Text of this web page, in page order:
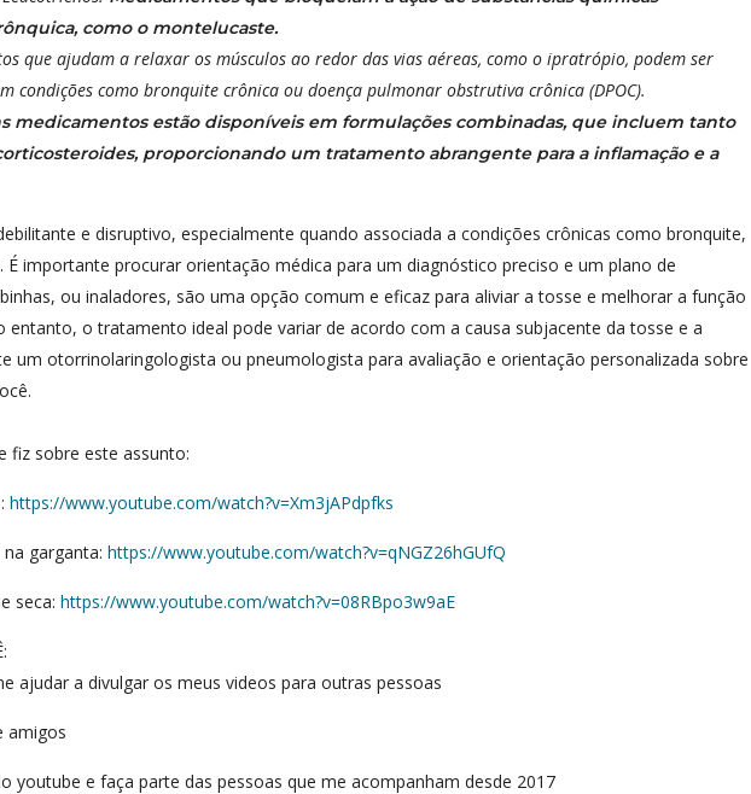
como o montelucaste.
que ajudam a relaxar os músculos ao redor das vias aéreas, como o ipratrópio, podem ser
condições como bronquite crônica ou doença pulmonar obstrutiva crônica (DPOC).
medicamentos estão disponíveis em formulações combinadas, que incluem tanto
proporcionando um tratamento abrangente para a inflamação e a
e disruptivo, especialmente quando associada a condições crônicas como bronquite,
É importante procurar orientação médica para um diagnóstico preciso e um plano de
ou inaladores, são uma opção comum e eficaz para aliviar a tosse e melhorar a função
entanto, o tratamento ideal pode variar de acordo com a causa subjacente da tosse e a
um otorrinolaringologista ou pneumologista para avaliação e orientação personalizada sobre
fiz sobre este assunto:
https://www.youtube.com/watch?v=Xm3jAPdpfks
garganta: https://www.youtube.com/watch?v=qNGZ26hGUfQ
seca: https://www.youtube.com/watch?v=08RBpo3w9aE
ajudar a divulgar os meus videos para outras pessoas
amigos
youtube e faça parte das pessoas que me acompanham desde 2017